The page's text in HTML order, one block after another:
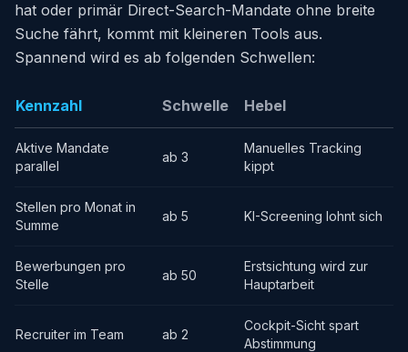
hat oder primär Direct-Search-Mandate ohne breite
Suche fährt, kommt mit kleineren Tools aus.
Spannend wird es ab folgenden Schwellen:
Kennzahl Schwelle Hebel
Aktive Mandate
parallel
ab 3
Manuelles Tracking
kippt
Stellen pro Monat in
Summe
ab 5 KI-Screening lohnt sich
Bewerbungen pro
Stelle
ab 50
Erstsichtung wird zur
Hauptarbeit
Recruiter im Team ab 2
Cockpit-Sicht spart
Abstimmung